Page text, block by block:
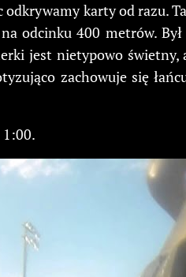
karty od razu.
odcinku 400 metrów.
jest nietypowo
zachowuje się